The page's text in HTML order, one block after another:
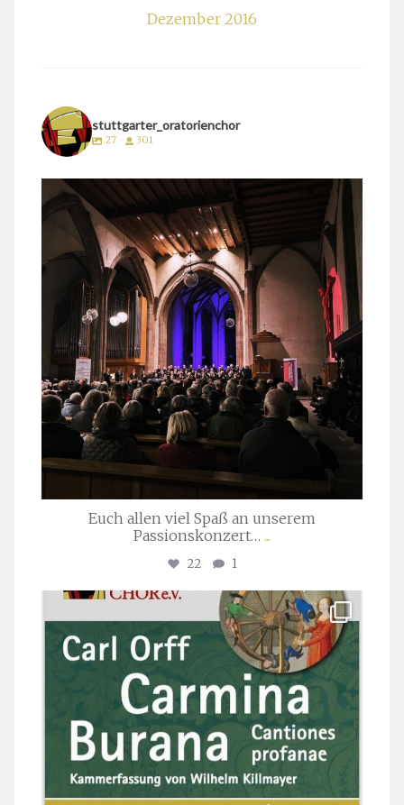
Dezember 2016
stuttgarter_oratorienchor
27 301
stuttgarter_oratorienchor
März 24
Euch allen viel Spaß an unserem
Passionskonzert… ...
22 1
stuttgarter_oratorienchor
Juli 22